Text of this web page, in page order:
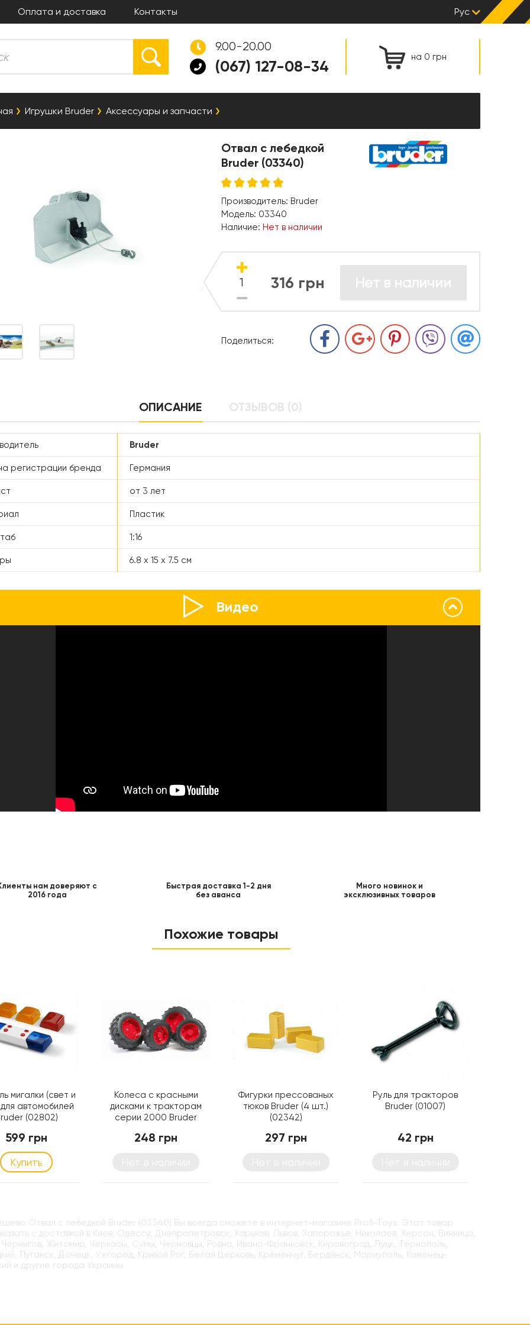
Оплата и доставка Контакты Рус
на 0 грн
9.00-20.00
(067) 127-08-34
Игрушки Bruder Аксессуары и запчасти
Отвал с лебедкой
Bruder (03340)
Производитель: Bruder
Модель: 03340
Наличие: Нет в наличии
316 грн Нет в наличии
Поделиться:
ОПИСАНИЕ ОТЗЫВОВ (0)
Bruder
регистрации бренда Германия
от 3 лет
Пластик
1:16
6.8 х 15 х 7.5 см
Видео
нам доверяют с
2016 года
Быстрая доставка 1-2 дня
без аванса
Много новинок и
эксклюзивных товаров
Похожие товары
мигалки (свет и
для автомобилей
(02802)
599 грн
Купить
Колеса с красными
дисками к тракторам
серии 2000 Bruder
248 грн
Фигурки прессованых
тюков Bruder (4 шт.)
(02342)
297 грн
Руль для тракторов
Bruder (01007)
42 грн
Отвал с лебедкой Bruder (03340) Вы всегда сможете в интернет-магазине Profi-Toys. Этот товар
с доставкой в Киев, Одессу, Днепропетровск, Харьков, Львов, Запорожье, Николаев, Херсон, Винница,
Чернигов, Житомир, Черкасы, Сумы, Черновцы, Ровно, Ивано-Франковск, Кировоград, Луцк, Тернополь,
Луганск, Донецк, Ужгород, Кривой Рог, Белая Церковь, Кременчуг, Бердянск, Мариуполь, Каменец-
и другие города Украины